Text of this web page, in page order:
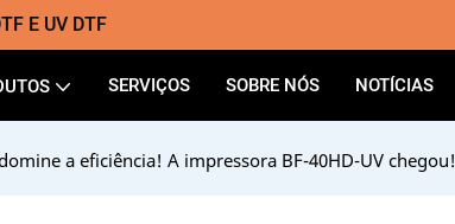
E UV DTF
SERVIÇOS SOBRE NÓS NOTÍCIAS
a eficiência! A impressora BF-40HD-UV chegou!